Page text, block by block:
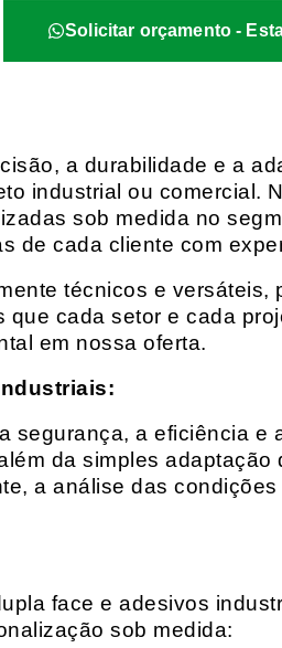
Solicitar orçamento -
a durabilidade e a
industrial ou comercial.
sob medida no
de cada cliente com
técnicos e
cada setor e cada
em nossa oferta.
segurança, a eficiência e
da simples
a análise das
face e adesivos
sob medida: